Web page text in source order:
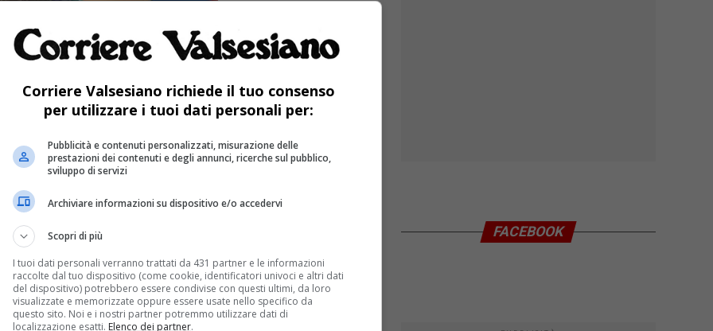
campionato Under 14 Maschile (Girone
U14guidata dacoach Gianluca Porzio
di Vercelli imponendosi con autorità
con il risultato finale di39-81. Bravi
prova dei suoi ragazzicoach Gianluca
FACEBOOK
Corriere Valsesiano richiede il tuo consenso
per utilizzare i tuoi dati personali per:
Pubblicità e contenuti personalizzati, misurazione delle
prestazioni dei contenuti e degli annunci, ricerche sul pubblico,
sviluppo di servizi
Archiviare informazioni su dispositivo e/o accedervi
Scopri di più
I tuoi dati personali verranno trattati da 431 partner e le informazioni
raccolte dal tuo dispositivo (come cookie, identificatori univoci e altri dati
del dispositivo) potrebbero essere condivise con questi ultimi, da loro
visualizzate e memorizzate oppure essere usate nello specifico da
questo sito. Noi e i nostri partner potremmo utilizzare dati di
localizzazione esatti. Elenco dei partner.